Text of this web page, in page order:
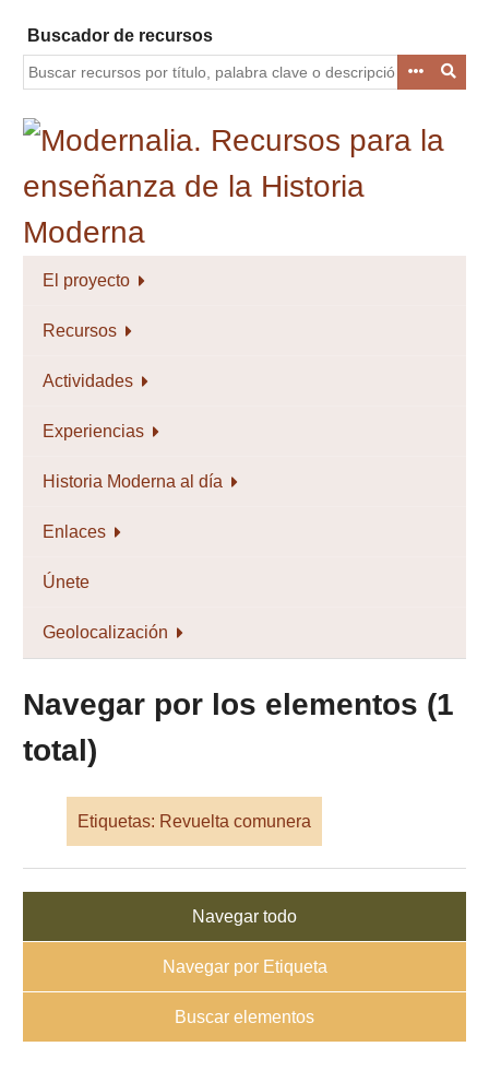
contenido
principal
Buscador de recursos
El proyecto
Recursos
Actividades
Experiencias
Historia Moderna al día
Enlaces
Únete
Geolocalización
Navegar por los elementos (1
total)
Etiquetas: Revuelta comunera
Navegar todo
Navegar por Etiqueta
Buscar elementos